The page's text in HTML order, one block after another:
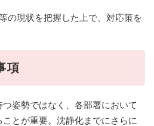
の現状を把握した上で、対応策を
項
姿勢ではなく、各部署において
とが重要。沈静化までにさらに